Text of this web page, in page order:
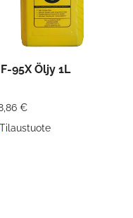
95X Öljy 1L
€
Tilaustuote